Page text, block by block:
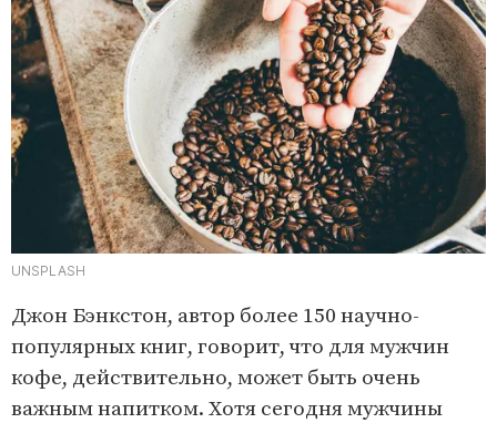
UNSPLASH
Джон Бэнкстон, автор более 150 научно-
популярных книг, говорит, что для мужчин
кофе, действительно, может быть очень
важным напитком. Хотя сегодня мужчины